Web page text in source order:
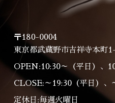
〒180-0004
東京都武蔵野市吉祥寺本
OPEN:10:30～（平日）、
CLOSE:～19:30（平日）、
定休日:毎週火曜日